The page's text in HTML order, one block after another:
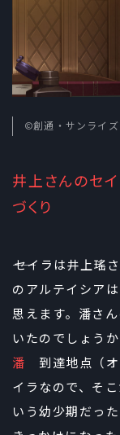
©創通・サンライズ
井上さんのセ
づくり
――セイラは井上
のアルテイシア
思えます。潘さ
いたのでしょうか
潘 到達地点（オ
イラなので、そ
いう幼少期だっ